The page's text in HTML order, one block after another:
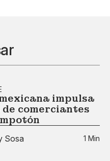
impulsa
comerciantes
Sosa 1 Min